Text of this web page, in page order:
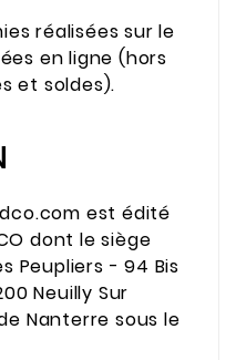
réalisées sur le
en ligne (hors
et soldes).
est édité
dont le siège
Peupliers - 94 Bis
Neuilly Sur
Nanterre sous le